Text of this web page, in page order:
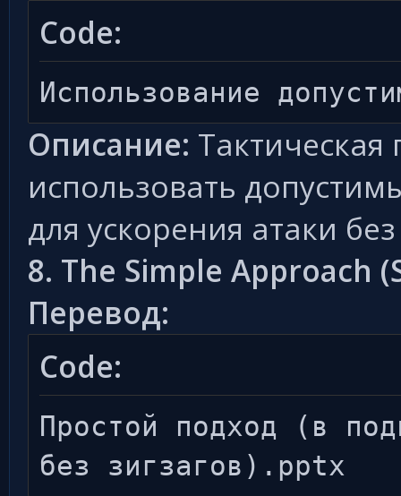
Code:
Использование
Описание: Тактическая
использовать
для ускорения атаки
8. The Simple Approach
Перевод:
Code:
Простой подход (в
без зигзагов).pptx